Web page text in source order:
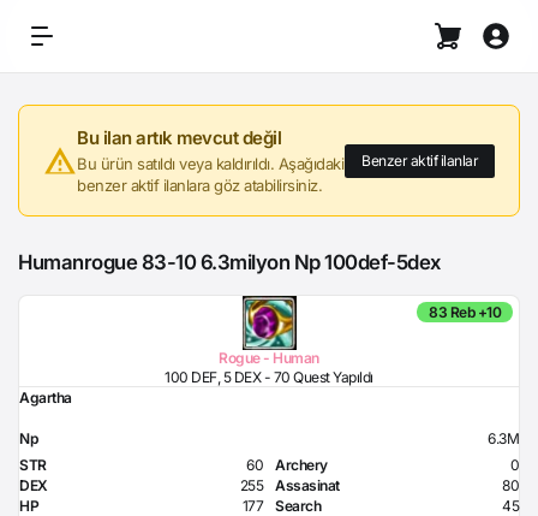
Bu ilan artık mevcut değil
Bu ürün satıldı veya kaldırıldı. Aşağıdaki
benzer aktif ilanlara göz atabilirsiniz.
Benzer aktif ilanlar
Humanrogue 83-10 6.3milyon Np 100def-5dex
Rogue - Human
100 DEF, 5 DEX - 70 Quest Yapıldı
Agartha
Np
6.3M
STR
60
DEX
255
HP
177
Archery
0
Assasinat
80
Search
45
83 Reb +10